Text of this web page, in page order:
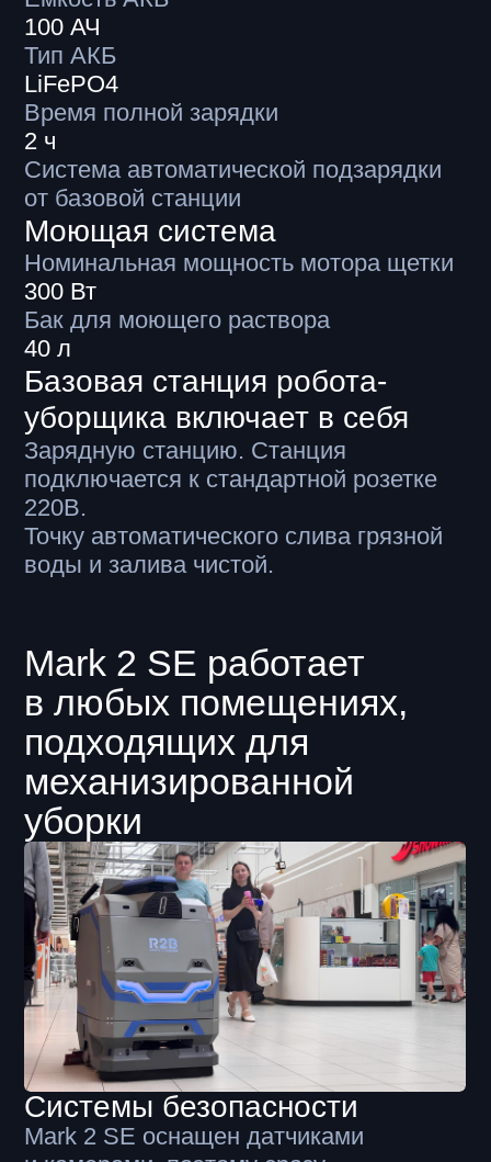
Эффективная работа
до 14 часов в сутки
Mark 2 SE обеспечивает уборку
на объектах, где нужна регулярная
и продолжительная работа.
Технологические паузы нужны только
для заправки и зарядки.
С августа 2025 года Mark 2 SE работает в международном
Видео работы Mark 2 SE
на объектах наших
клиентов